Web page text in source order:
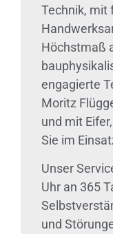
Technik, mit
Höchstmaß
engagierte
Moritz
und mit
Sie im
Unser
Uhr an 365
und